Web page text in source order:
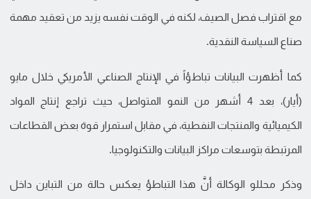
مع اقتراب فصل الصيف، لكنه في الوقت نفسه يزيد من تعقيد مهمة
صناع السياسة النقدية.
كما أظهرت البيانات تباطؤاً في الإنتاج الصناعي الأمريكي خلال مايو
(أيار)، بعد 4 أشهر من النمو المتواصل، حيث تراجع إنتاج المواد
الكيميائية والمنتجات النفطية، في مقابل استمرار قوة بعض القطاعات
المرتبطة بتوسعات مراكز البيانات والتكنولوجيا.
وذكر محللو الوكالة أنَّ هذا التباطؤ يعكس حالة من التباين داخل